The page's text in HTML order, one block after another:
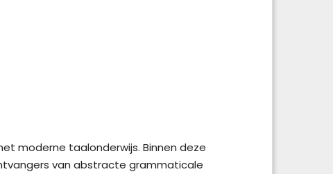
moderne taalonderwijs. Binnen deze
van abstracte grammaticale